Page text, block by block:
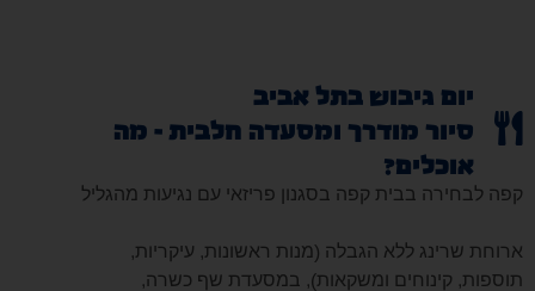
יום גיבוש בתל אביב
סיור מודרך ומסעדה חלבית - מה
אוכלים?
קפה לבחירה בבית קפה בסגנון פריזאי עם נגיעות מהגליל
ארוחת שרינג ללא הגבלה (מנות ראשונות, עיקריות,
תוספות, קינוחים ומשקאות), במסעדת שף כשרה,